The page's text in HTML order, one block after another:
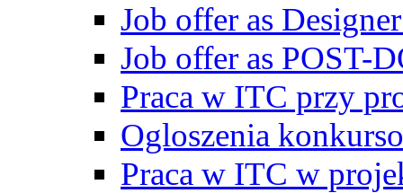
Job offer as
Job offer as POST-
Praca w ITC przy
Ogloszenia
Praca w ITC w